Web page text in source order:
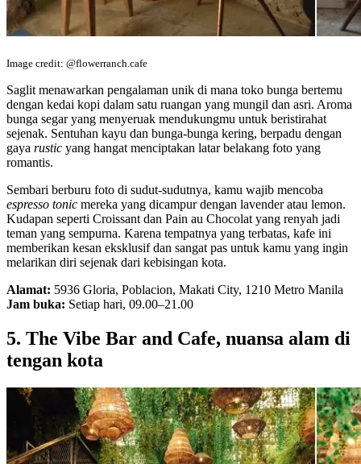
Image credit: @flowerranch.cafe
Saglit menawarkan pengalaman unik di mana toko bunga bertemu
dengan kedai kopi dalam satu ruangan yang mungil dan asri. Aroma
bunga segar yang menyeruak mendukungmu untuk beristirahat
sejenak. Sentuhan kayu dan bunga-bunga kering, berpadu dengan
gaya rustic yang hangat menciptakan latar belakang foto yang
romantis.
Sembari berburu foto di sudut-sudutnya, kamu wajib mencoba
espresso tonic mereka yang dicampur dengan lavender atau lemon.
Kudapan seperti Croissant dan Pain au Chocolat yang renyah jadi
teman yang sempurna. Karena tempatnya yang terbatas, kafe ini
memberikan kesan eksklusif dan sangat pas untuk kamu yang ingin
melarikan diri sejenak dari kebisingan kota.
Alamat: 5936 Gloria, Poblacion, Makati City, 1210 Metro Manila
Jam buka: Setiap hari, 09.00–21.00
5. The Vibe Bar and Cafe, nuansa alam di
tengan kota